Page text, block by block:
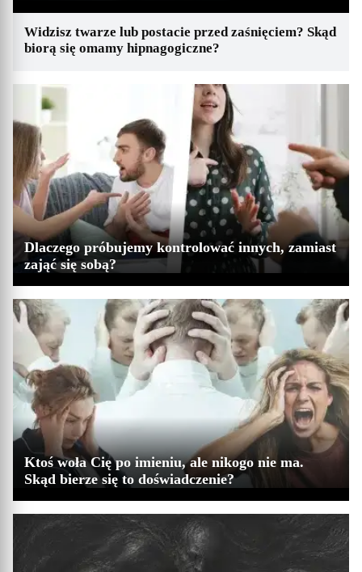
Widzisz twarze lub postacie przed zaśnięciem? Skąd
biorą się omamy hipnagogiczne?
Dlaczego próbujemy kontrolować innych, zamiast
zająć się sobą?
Ktoś woła Cię po imieniu, ale nikogo nie ma.
Skąd bierze się to doświadczenie?